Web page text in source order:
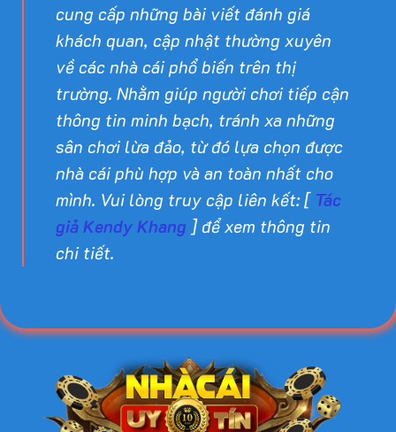
cung cấp những bài viết đánh giá
khách quan, cập nhật thường xuyên
về các nhà cái phổ biến trên thị
trường. Nhằm giúp người chơi tiếp cận
thông tin minh bạch, tránh xa những
sân chơi lừa đảo, từ đó lựa chọn được
nhà cái phù hợp và an toàn nhất cho
mình. Vui lòng truy cập liên kết: [ Tác
giả Kendy Khang ] để xem thông tin
chi tiết.